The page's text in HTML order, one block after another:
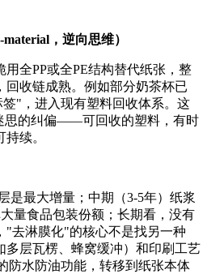
，逆向思维）
全PP或全PE结构替代纸张，整
回收链成熟。例如部分奶茶杯已
"，进入现有塑料回收体系。这
思的纠偏——可回收的塑料，有时
续。
是最大增量；中期（3-5年）纸浆
量食品包装份额；长期看，没有
"去淋膜化"的核心不是找另一种
多层瓦楞、蜂窝缓冲）和印刷工艺
防水防油功能，转移到纸张本体